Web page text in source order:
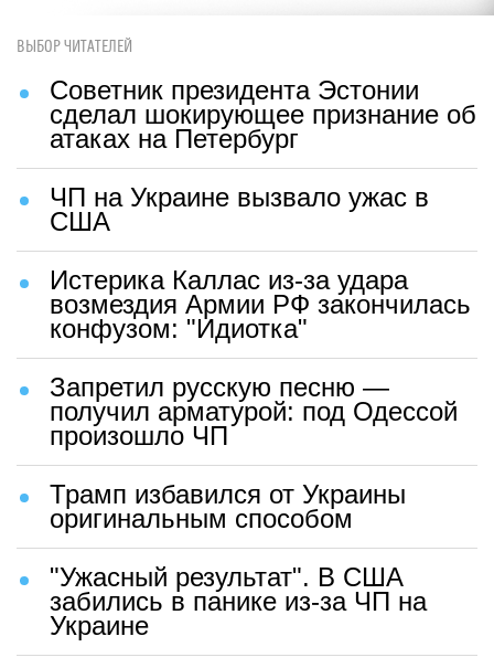
ВЫБОР ЧИТАТЕЛЕЙ
Советник президента Эстонии
сделал шокирующее признание об
атаках на Петербург
ЧП на Украине вызвало ужас в
США
Истерика Каллас из-за удара
возмездия Армии РФ закончилась
конфузом: "Идиотка"
Запретил русскую песню —
получил арматурой: под Одессой
произошло ЧП
Трамп избавился от Украины
оригинальным способом
"Ужасный результат". В США
забились в панике из-за ЧП на
Украине